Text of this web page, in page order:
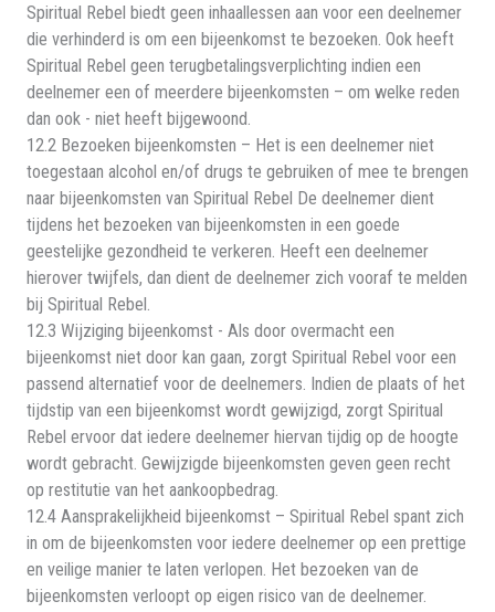
Spiritual Rebel biedt geen inhaallessen aan voor een deelnemer
die verhinderd is om een bijeenkomst te bezoeken. Ook heeft
Spiritual Rebel geen terugbetalingsverplichting indien een
deelnemer een of meerdere bijeenkomsten – om welke reden
dan ook - niet heeft bijgewoond.
12.2 Bezoeken bijeenkomsten – Het is een deelnemer niet
toegestaan alcohol en/of drugs te gebruiken of mee te brengen
naar bijeenkomsten van Spiritual Rebel De deelnemer dient
tijdens het bezoeken van bijeenkomsten in een goede
geestelijke gezondheid te verkeren. Heeft een deelnemer
hierover twijfels, dan dient de deelnemer zich vooraf te melden
bij Spiritual Rebel.
12.3 Wijziging bijeenkomst - Als door overmacht een
bijeenkomst niet door kan gaan, zorgt Spiritual Rebel voor een
passend alternatief voor de deelnemers. Indien de plaats of het
tijdstip van een bijeenkomst wordt gewijzigd, zorgt Spiritual
Rebel ervoor dat iedere deelnemer hiervan tijdig op de hoogte
wordt gebracht. Gewijzigde bijeenkomsten geven geen recht
op restitutie van het aankoopbedrag.
12.4 Aansprakelijkheid bijeenkomst – Spiritual Rebel spant zich
in om de bijeenkomsten voor iedere deelnemer op een prettige
en veilige manier te laten verlopen. Het bezoeken van de
bijeenkomsten verloopt op eigen risico van de deelnemer.